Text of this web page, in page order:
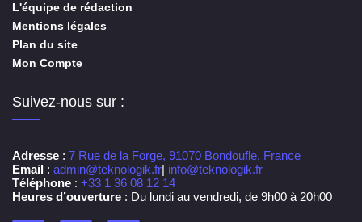
L'équipe de rédaction
Mentions légales
Plan du site
Mon Compte
Suivez-nous sur :
Adresse : 7 Rue de la Forge, 91070 Bondoufle, France
Email : admin@teknologik.fr| info@teknologik.fr
Téléphone : +33 1 36 08 12 14
Heures d’ouverture : Du lundi au vendredi, de 9h00 à 20h00